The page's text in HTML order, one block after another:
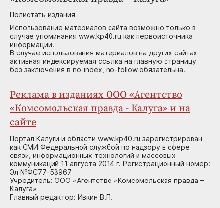
Полистать издания
Использование материалов сайта возможно только в
случае упоминания www.kp40.ru как первоисточника
информации.
В случае использования материалов на других сайтах
активная индексируемая ссылка на главную страницу
без заключения в no-index, no-follow обязательна.
Реклама в изданиях ООО «Агентство
«Комсомольская правда - Калуга» и на
сайте
Портал Калуги и области www.kp40.ru зарегистрирован
как СМИ Федеральной службой по надзору в сфере
связи, информационных технологий и массовых
коммуникаций 11 августа 2014 г. Регистрационный номер:
Эл №ФС77-58967
Учредитель: ООО «Агентство «Комсомольская правда –
Калуга»
Главный редактор: Ивкин В.П.